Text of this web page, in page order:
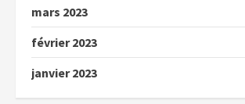
mars 2023
février 2023
janvier 2023